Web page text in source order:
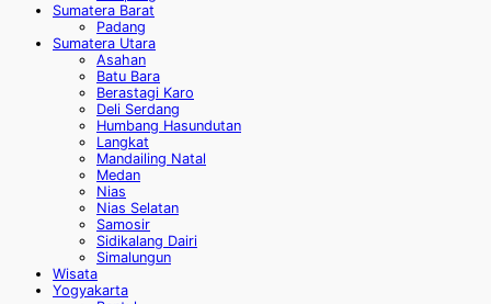
Sumatera Barat
Padang
Sumatera Utara
Asahan
Batu Bara
Berastagi Karo
Deli Serdang
Humbang Hasundutan
Langkat
Mandailing Natal
Medan
Nias
Nias Selatan
Samosir
Sidikalang Dairi
Simalungun
Wisata
Yogyakarta